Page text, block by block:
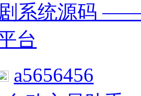
系统源码
台
a5656456